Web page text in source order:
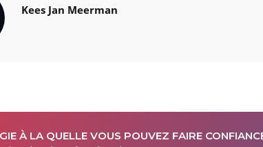
Kees Jan Meerman
À LA QUELLE VOUS POUVEZ FAIRE